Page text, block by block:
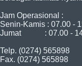
Jam Operasional :
Senin-Kamis : 07.00 -
Jumat : 07.00 -
Telp. (0274) 565898
Fax. (0274) 565898